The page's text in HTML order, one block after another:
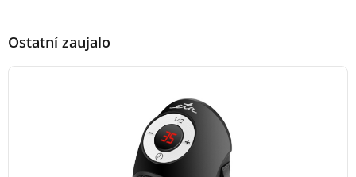
Ostatní zaujalo